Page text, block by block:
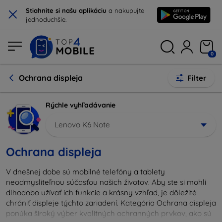
× Stiahnite si našu aplikáciu a nakupujte
jednoduchšie.
0
Ochrana displeja Filter
Rýchle vyhľadávanie
Lenovo K6 Note
Ochrana displeja
V dnešnej dobe sú mobilné telefóny a tablety
neodmysliteľnou súčasťou našich životov. Aby ste si mohli
dlhodobo užívať ich funkcie a krásny vzhľad, je dôležité
chrániť displeje týchto zariadení. Kategória Ochrana displeja
ponúka široký výber kvalitných ochranných prvkov, ako sú